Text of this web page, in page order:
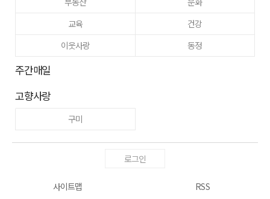
교육
건강
이웃사랑
동정
주간매일
고향사랑
구미
로그인
사이트맵 RSS